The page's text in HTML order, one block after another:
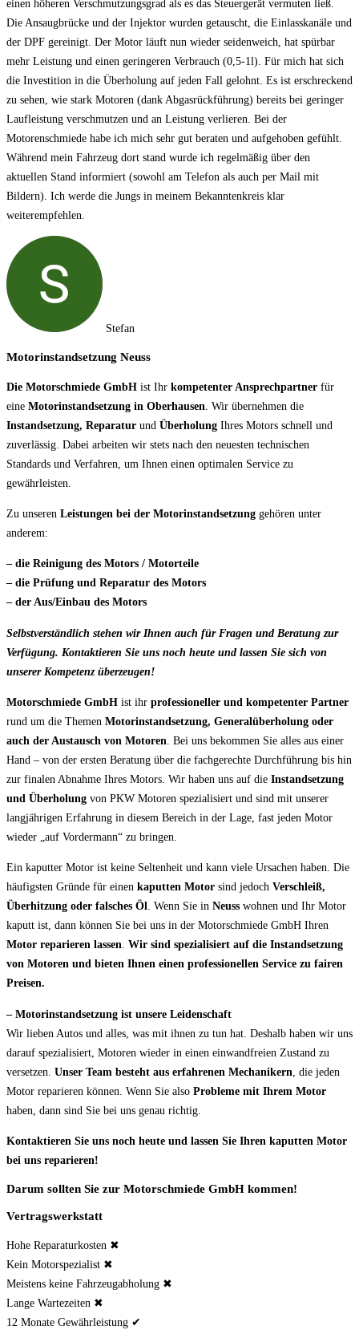
einen höheren Verschmutzungsgrad als es das Steuergerät vermuten ließ.
Die Ansaugbrücke und der Injektor wurden getauscht, die Einlasskanäle und
der DPF gereinigt. Der Motor läuft nun wieder seidenweich, hat spürbar
mehr Leistung und einen geringeren Verbrauch (0,5-1l). Für mich hat sich
die Investition in die Überholung auf jeden Fall gelohnt. Es ist erschreckend
zu sehen, wie stark Motoren (dank Abgasrückführung) bereits bei geringer
Laufleistung verschmutzen und an Leistung verlieren. Bei der
Motorenschmiede habe ich mich sehr gut beraten und aufgehoben gefühlt.
Während mein Fahrzeug dort stand wurde ich regelmäßig über den
aktuellen Stand informiert (sowohl am Telefon als auch per Mail mit
Bildern). Ich werde die Jungs in meinem Bekanntenkreis klar
weiterempfehlen.
Stefan
Motorinstandsetzung Neuss
Die Motorschmiede GmbH ist Ihr kompetenter Ansprechpartner für
eine Motorinstandsetzung in Oberhausen . Wir übernehmen die
Instandsetzung, Reparatur und Überholung Ihres Motors schnell und
zuverlässig. Dabei arbeiten wir stets nach den neuesten technischen
Standards und Verfahren, um Ihnen einen optimalen Service zu
gewährleisten.
Zu unseren Leistungen bei der Motorinstandsetzung gehören unter
anderem:
– die Reinigung des Motors / Motorteile
– die Prüfung und Reparatur des Motors
– der Aus/Einbau des Motors
Selbstverständlich stehen wir Ihnen auch für Fragen und Beratung zur
Verfügung. Kontaktieren Sie uns noch heute und lassen Sie sich von
unserer Kompetenz überzeugen!
Motorschmiede GmbH ist ihr professioneller und kompetenter Partner
rund um die Themen Motorinstandsetzung, Generalüberholung oder
auch der Austausch von Motoren . Bei uns bekommen Sie alles aus einer
Hand – von der ersten Beratung über die fachgerechte Durchführung bis hin
zur finalen Abnahme Ihres Motors. Wir haben uns auf die Instandsetzung
und Überholung von PKW Motoren spezialisiert und sind mit unserer
langjährigen Erfahrung in diesem Bereich in der Lage, fast jeden Motor
wieder „auf Vordermann“ zu bringen.
Ein kaputter Motor ist keine Seltenheit und kann viele Ursachen haben. Die
häufigsten Gründe für einen kaputten Motor sind jedoch Verschleiß,
Überhitzung oder falsches Öl. Wenn Sie in Neuss wohnen und Ihr Motor
kaputt ist, dann können Sie bei uns in der Motorschmiede GmbH Ihren
Motor reparieren lassen. Wir sind spezialisiert auf die Instandsetzung
von Motoren und bieten Ihnen einen professionellen Service zu fairen
Preisen.
– Motorinstandsetzung ist unsere Leidenschaft
Wir lieben Autos und alles, was mit ihnen zu tun hat. Deshalb haben wir uns
darauf spezialisiert, Motoren wieder in einen einwandfreien Zustand zu
versetzen. Unser Team besteht aus erfahrenen Mechanikern , die jeden
Motor reparieren können. Wenn Sie also Probleme mit Ihrem Motor
haben, dann sind Sie bei uns genau richtig.
Kontaktieren Sie uns noch heute und lassen Sie Ihren kaputten Motor
bei uns reparieren!
Darum sollten Sie zur Motorschmiede GmbH kommen!
Vertragswerkstatt
Hohe Reparaturkosten ✖
Kein Motorspezialist ✖
Meistens keine Fahrzeugabholung ✖
Lange Wartezeiten ✖
12 Monate Gewährleistung ✔